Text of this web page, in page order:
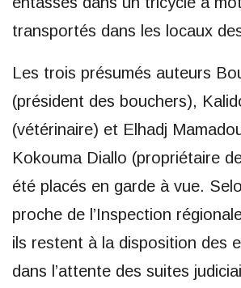
transportés dans les locaux
Les trois présumés auteurs
(président des bouchers),
(vétérinaire) et Elhadj
Kokouma Diallo (propriétaire
été placés en garde à vue.
proche de l’Inspection
ils restent à la disposition des
dans l’attente des suites